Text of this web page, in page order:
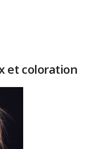
et coloration